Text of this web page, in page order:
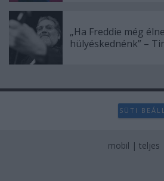
„Ha Freddie még
hülyéskednénk” –
SÜTI
mobil | teljes